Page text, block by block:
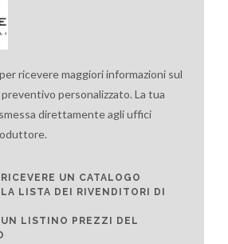
ricevere maggiori informazioni sul
personalizzato. La tua
direttamente agli uffici
UN CATALOGO
LISTA DEI RIVENDITORI DI
UN LISTINO PREZZI DEL